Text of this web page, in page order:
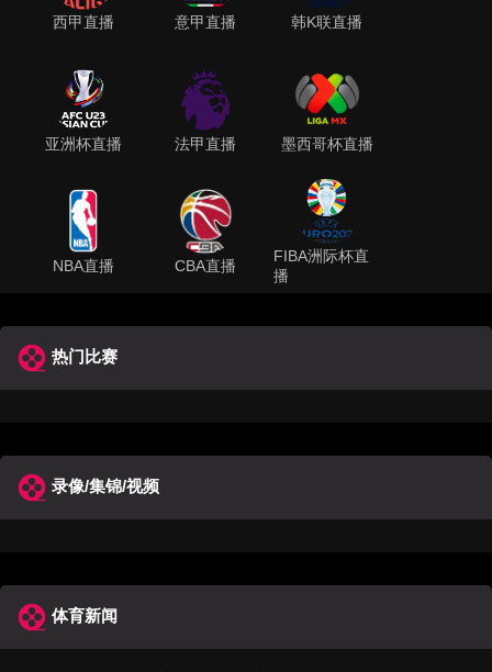
西甲直播 意甲直播 韩K联直播
亚洲杯直播 法甲直播 墨西哥杯直播
NBA直播 CBA直播
FIBA洲际杯直
播
热门比赛
录像/集锦/视频
体育新闻